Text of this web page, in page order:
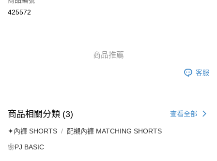
AlipayHK
每筆HK$40.00，滿HK$500.00或以上免運費
每筆HK$40.00，滿HK$500.00或以上免運費
每筆HK$40.00，滿HK$500.00或以上免運費
425572
商品推薦
客服
商品相關分類 (3) 查看全部
✦內褲 SHORTS 配襯內褲 MATCHING SHORTS
❀PJ BASIC